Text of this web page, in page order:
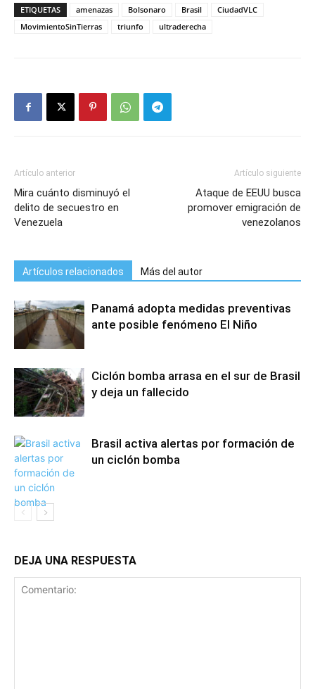
ETIQUETAS amenazas Bolsonaro Brasil
CiudadVLC
MovimientoSinTierras
triunfo ultraderecha
Artículo anterior
Mira cuánto disminuyó el
delito de secuestro en
Venezuela
Artículo siguiente
Ataque de EEUU busca
promover emigración de
venezolanos
Artículos relacionados Más del autor
Panamá adopta medidas preventivas
ante posible fenómeno El Niño
Ciclón bomba arrasa en el sur de Brasil
y deja un fallecido
Brasil activa alertas por formación de
un ciclón bomba
DEJA UNA RESPUESTA